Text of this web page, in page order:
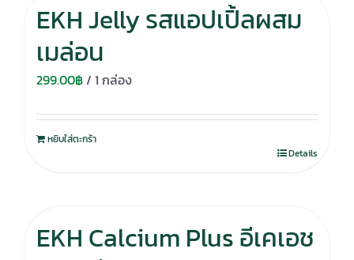
EKH Jelly รสแอปเปิ้ลผสม
เมล่อน
299.00฿/ 1 กล่อง
หยิบใส่ตะกร้า
Details
EKH Calcium Plus อีเคเอช